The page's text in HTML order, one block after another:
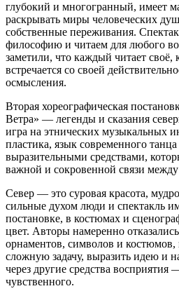
глубокий и многогранный, имеет
раскрывать миры человеческих
собственные переживания.
философию и читаем для любого
заметили, что каждый читает своё,
встречается со своей
осмысления.
Вторая хореографическая
Ветра» — легенды и сказания
игра на этнических музыкальных
пластика, язык современного
выразительными средствами,
важной и сокровенной связи
Север — это суровая красота,
сильные духом люди и спектакль
постановке, в костюмах и
цвет. Авторы намеренно
орнаментов, символов и костюмов,
сложную задачу, выразить идею и
через другие средства восприятия
чувственного.